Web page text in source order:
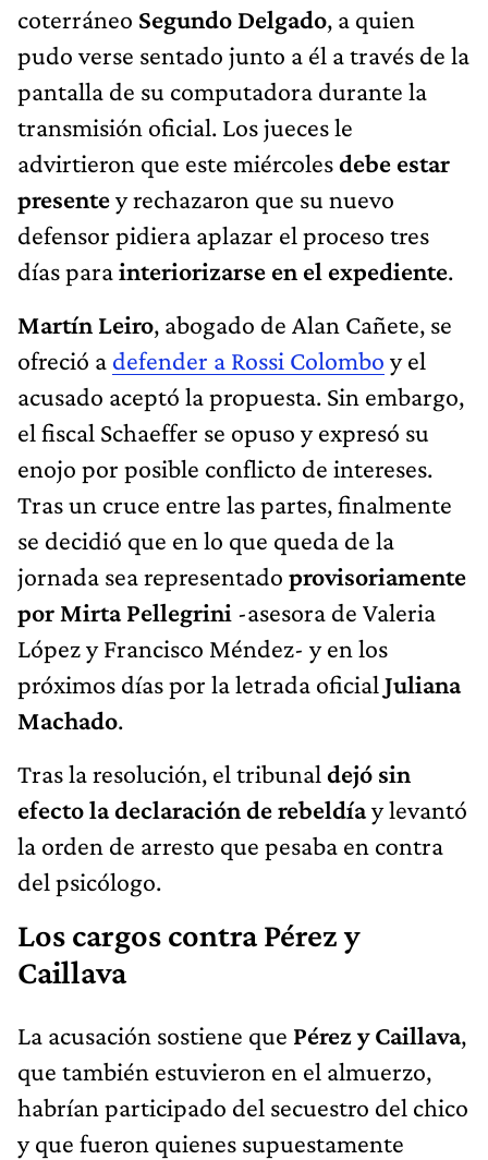
coterráneo Segundo Delgado, a quien
pudo verse sentado junto a él a través de la
pantalla de su computadora durante la
transmisión oficial. Los jueces le
advirtieron que este miércolesdebe estar
presentey rechazaron que su nuevo
defensor pidiera aplazar el proceso tres
días parainteriorizarse en el expediente.
Martín Leiro, abogado de Alan Cañete, se
ofreció a defender a Rossi Colombo y el
acusado aceptó la propuesta. Sin embargo,
el fiscal Schaeffer se opuso y expresó su
enojo por posible conflicto de intereses.
Tras un cruce entre las partes, finalmente
se decidió que en lo que queda de la
jornada sea representado provisoriamente
por Mirta Pellegrini -asesora de Valeria
López y Francisco Méndez- y en los
próximos días por la letrada oficial Juliana
Machado.
Tras la resolución, el tribunal dejó sin
efecto la declaración de rebeldíay levantó
la orden de arresto que pesaba en contra
del psicólogo.
Los cargos contra Pérez y
Caillava
La acusación sostiene que Pérez y Caillava,
que también estuvieron en el almuerzo,
habrían participado del secuestro del chico
y que fueron quienes supuestamente